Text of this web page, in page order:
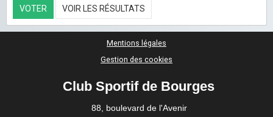
VOTER VOIR LES RÉSULTATS
Mentions légales
Gestion des cookies
Club Sportif de Bourges
88, boulevard de l'Avenir